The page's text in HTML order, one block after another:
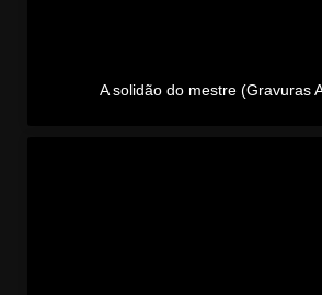
A solidão do mestre (Gravuras